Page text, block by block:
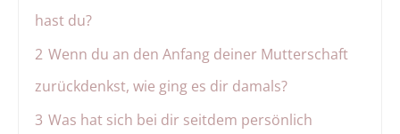
hast du?
2 Wenn du an den Anfang deiner Mutterschaft
zurückdenkst, wie ging es dir damals?
3 Was hat sich bei dir seitdem persönlich